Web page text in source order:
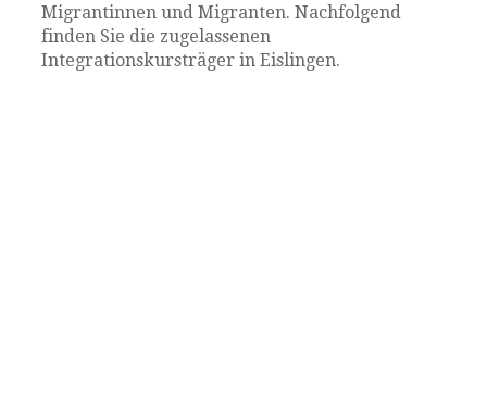
Migrantinnen und Migranten. Nachfolgend
finden Sie die zugelassenen
Integrationskursträger in Eislingen.